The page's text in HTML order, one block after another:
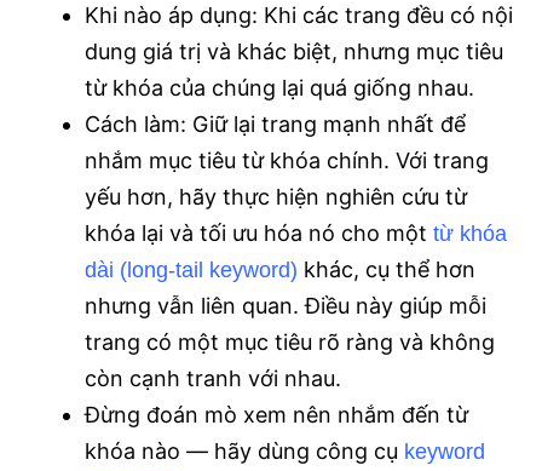
Khi nào áp dụng: Khi các trang đều có nội
dung giá trị và khác biệt, nhưng mục tiêu
từ khóa của chúng lại quá giống nhau.
Cách làm: Giữ lại trang mạnh nhất để
nhắm mục tiêu từ khóa chính. Với trang
yếu hơn, hãy thực hiện nghiên cứu từ
khóa lại và tối ưu hóa nó cho một từ khóa
dài (long-tail keyword) khác, cụ thể hơn
nhưng vẫn liên quan. Điều này giúp mỗi
trang có một mục tiêu rõ ràng và không
còn cạnh tranh với nhau.
Đừng đoán mò xem nên nhắm đến từ
khóa nào — hãy dùng công cụ keyword